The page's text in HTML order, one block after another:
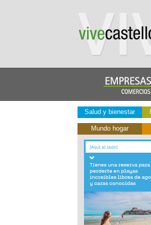
Salud y bienestar
Mundo hogar